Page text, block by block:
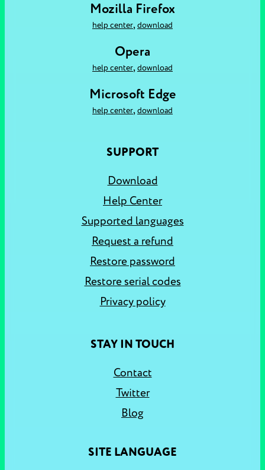
Mozilla Firefox
help center, download
Opera
help center, download
Microsoft Edge
help center, download
SUPPORT
Download
Help Center
Supported languages
Request a refund
Restore password
Restore serial codes
Privacy policy
STAY IN TOUCH
Contact
Twitter
Blog
SITE LANGUAGE